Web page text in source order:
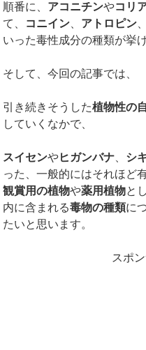
順番に、 アコニチンやコリ
て、 コニイン アトロピン
いった毒性成分の種類が挙
そして、今回の記事では、
引き続きそうした植物性の
していくなかで、
スイセンやヒガンバナ シ
った、一般的にはそれほど
観賞用の植物や薬用植物と
内に含まれる毒物の種類に
たいと思います。
スポ